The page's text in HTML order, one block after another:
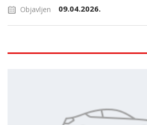
Objavljen 09.04.2026.